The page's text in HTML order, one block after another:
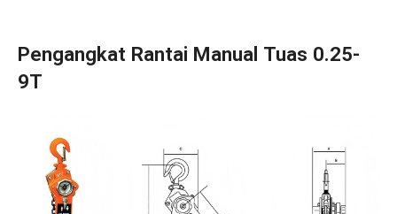
Pengangkat Rantai Manual Tuas 0.25-
9T